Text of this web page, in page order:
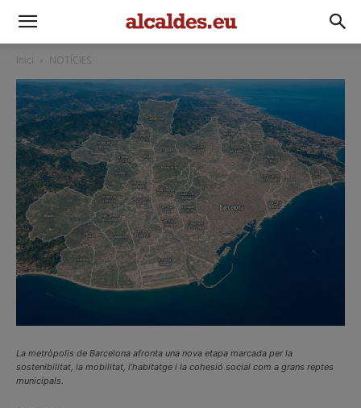
Inici NOTÍCIES
La metròpolis de Barcelona afronta una nova etapa marcada per la
sostenibilitat, la mobilitat, l’habitatge i la cohesió social com a grans reptes
municipals.